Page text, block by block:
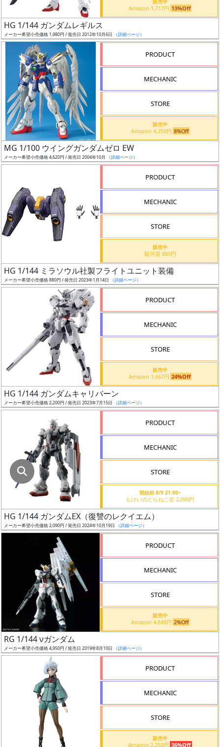
割
引
舗
最
安
ク
ス
ア
ー
タ
ー
Amazon 1,717円 13%Off
HG 1/144 ガンダムレギルス
メーカー希望小売価格 1,980円 / 発売日 2012年10月6日 （詳細ページ）
PRODUCT
MECHANIC
STORE
販売中
Amazon 4,250円 8%Off
MG 1/100 ウイングガンダムゼロ EW
メーカー希望小売価格 4,620円 / 発売日 2004年10月 （詳細ページ）
PRODUCT
MECHANIC
STORE
販売中
駿河屋 880円
HG 1/144 ミラソウル社製フライトユニット装備
メーカー希望小売価格 880円 / 発売日 2023年1月14日 （詳細ページ）
PRODUCT
MECHANIC
STORE
販売中
Amazon 1,667円 24%Off
HG 1/144 ガンダムキャリバーン
メーカー希望小売価格 2,200円 / 発売日 2023年7月15日 （詳細ページ）
PRODUCT
MECHANIC
STORE
開始前 8/9 21:00~
もけいのどらねこ堂 2,090円
HG 1/144 ガンダムEX（復讐のレクイエム）
メーカー希望小売価格 2,090円 / 発売日 2024年10月19日 （詳細ページ）
PRODUCT
MECHANIC
STORE
販売中
Amazon 4,848円 2%Off
RG 1/144 νガンダム
メーカー希望小売価格 4,950円 / 発売日 2019年8月10日 （詳細ページ）
PRODUCT
MECHANIC
STORE
販売中
Amazon 2,250円 36%Off